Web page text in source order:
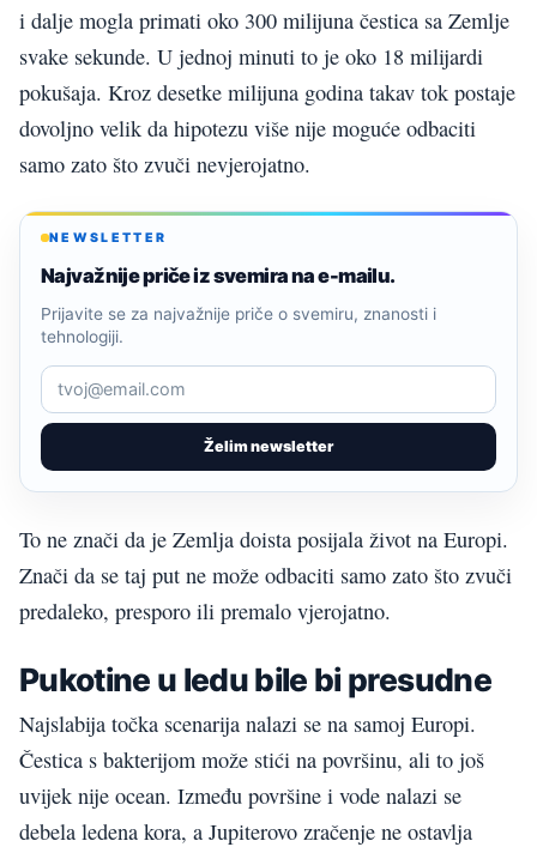
i dalje mogla primati oko 300 milijuna čestica sa Zemlje
svake sekunde. U jednoj minuti to je oko 18 milijardi
pokušaja. Kroz desetke milijuna godina takav tok postaje
dovoljno velik da hipotezu više nije moguće odbaciti
samo zato što zvuči nevjerojatno.
NEWSLETTER
Najvažnije priče iz svemira na e-mailu.
Želim newsletter
Prijavite se za najvažnije priče o svemiru, znanosti i
tehnologiji.
To ne znači da je Zemlja doista posijala život na Europi.
Znači da se taj put ne može odbaciti samo zato što zvuči
predaleko, presporo ili premalo vjerojatno.
Pukotine u ledu bile bi presudne
Najslabija točka scenarija nalazi se na samoj Europi.
Čestica s bakterijom može stići na površinu, ali to još
uvijek nije ocean. Između površine i vode nalazi se
debela ledena kora, a Jupiterovo zračenje ne ostavlja